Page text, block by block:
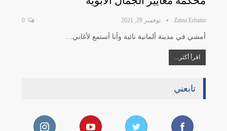
Zaina Erhaim نوفمبر 29, 2021 0
أمشي في مدينة ألمانية نائية وأنا أستمع لأغاني…
اقرأ أكثر...
تابعني